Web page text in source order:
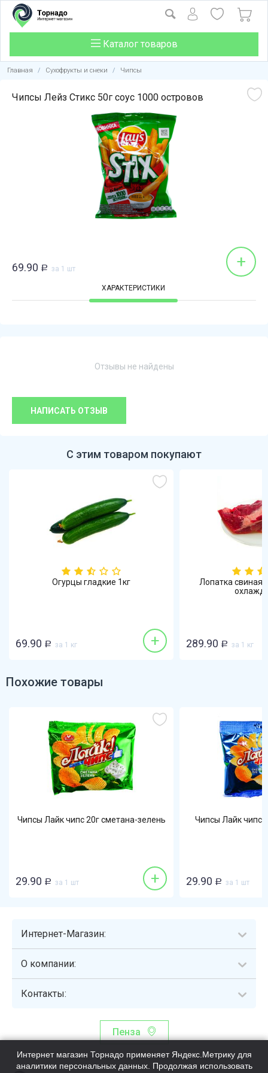
Каталог товаров
Главная / Сухофрукты и снеки / Чипсы
Чипсы Лейз Стикс 50г соус 1000 островов
69.90 Р за 1 шт +
ХАРАКТЕРИСТИКИ
Отзывы не найдены
НАПИСАТЬ ОТЗЫВ
С этим товаром покупают
Огурцы гладкие 1кг
69.90 Р за 1 кг +
Лопатка свиная
289.90 Р за 1 кг
Похожие товары
Чипсы Лайк чипс 20г сметана-зелень
29.90 Р за 1 шт +
Чипсы Лайк чипс
29.90 Р за 1 шт
Интернет-Магазин:
О компании:
Контакты:
Пенза
Торнадо - интернет-гипермаркет, осуществляющий сборку,
выдачу и доставку готовых наборов продуктов питания.
Интернет магазин Торнадо применяет Яндекс.Метрику для
аналитики персональных данных. Продолжая использовать